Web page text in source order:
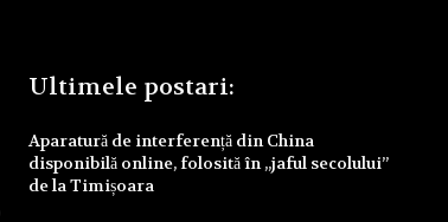
Ultimele postari:
Aparatură de interferență din China
disponibilă online, folosită în „jaful secolului”
de la Timișoara